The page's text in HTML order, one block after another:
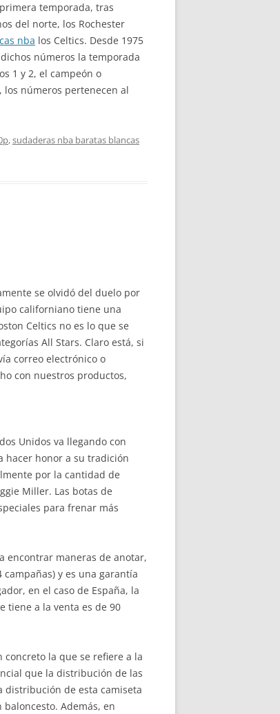
temporada, tras
del norte, los Rochester
nba los Celtics. Desde 1975
números la temporada
1 y 2, el campeón o
los números pertenecen al
,sudaderas nba baratas blancas
se olvidó del duelo por
californiano tiene una
Celtics no es lo que se
All Stars. Claro está, si
correo electrónico o
con nuestros productos,
Unidos va llegando con
hacer honor a su tradición
por la cantidad de
Miller. Las botas de
para frenar más
encontrar maneras de anotar,
y es una garantía
en el caso de España, la
tiene a la venta es de 90
la que se refiere a la
que la distribución de las
distribución de esta camiseta
Además, en